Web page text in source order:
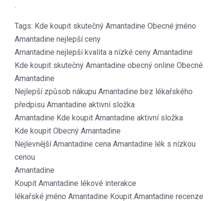
.
Tags: Kde koupit skutečný Amantadine Obecné jméno
Amantadine nejlepší ceny
Amantadine nejlepší kvalita a nízké ceny Amantadine
Kde koupit skutečný Amantadine obecný online Obecné
Amantadine
Nejlepší způsob nákupu Amantadine bez lékařského
předpisu Amantadine aktivní složka
Amantadine Kde koupit Amantadine aktivní složka
Kde koupit Obecný Amantadine
Nejlevnější Amantadine cena Amantadine lék s nízkou
cenou
Amantadine
Koupit Amantadine lékové interakce
lékařské jméno Amantadine Koupit Amantadine recenze